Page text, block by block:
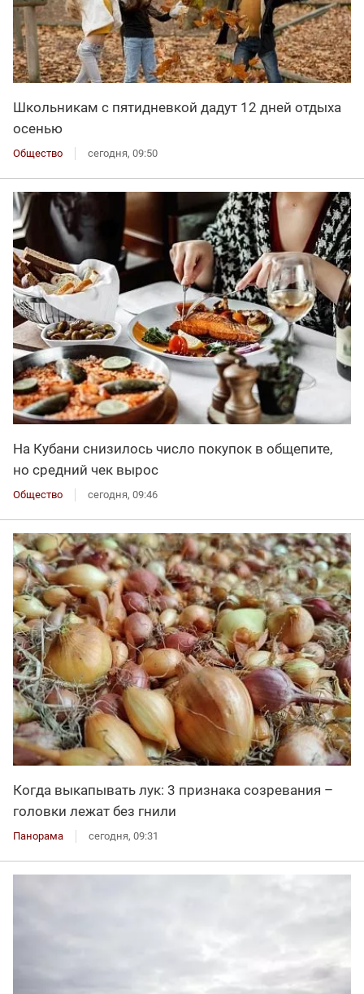
Школьникам с пятидневкой дадут 12 дней отдыха
осенью
Общество сегодня, 09:50
На Кубани снизилось число покупок в общепите,
но средний чек вырос
Общество сегодня, 09:46
Когда выкапывать лук: 3 признака созревания –
головки лежат без гнили
Панорама сегодня, 09:31